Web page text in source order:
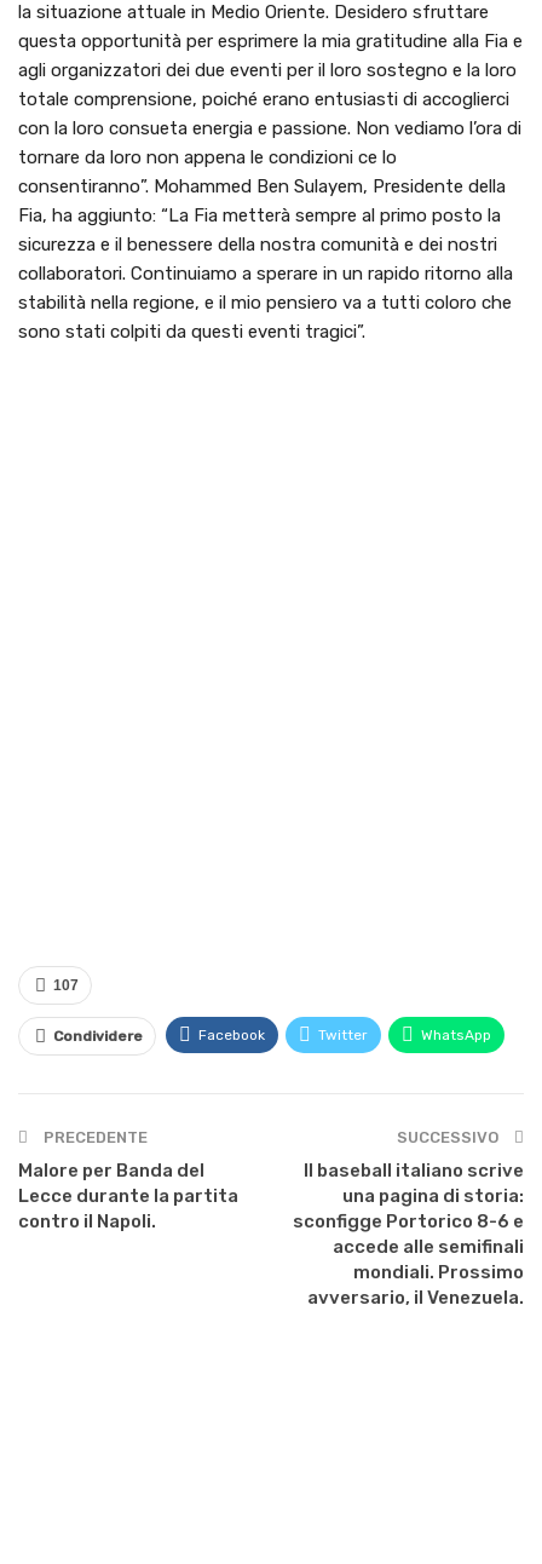
la situazione attuale in Medio Oriente. Desidero sfruttare
questa opportunità per esprimere la mia gratitudine alla Fia e
agli organizzatori dei due eventi per il loro sostegno e la loro
totale comprensione, poiché erano entusiasti di accoglierci
con la loro consueta energia e passione. Non vediamo l’ora di
tornare da loro non appena le condizioni ce lo
consentiranno”. Mohammed Ben Sulayem, Presidente della
Fia, ha aggiunto: “La Fia metterà sempre al primo posto la
sicurezza e il benessere della nostra comunità e dei nostri
collaboratori. Continuiamo a sperare in un rapido ritorno alla
stabilità nella regione, e il mio pensiero va a tutti coloro che
sono stati colpiti da questi eventi tragici”.
107
Condividere Facebook Twitter WhatsApp
PRECEDENTE
Malore per Banda del
Lecce durante la partita
contro il Napoli.
SUCCESSIVO
Il baseball italiano scrive
una pagina di storia:
sconfigge Portorico 8-6 e
accede alle semifinali
mondiali. Prossimo
avversario, il Venezuela.